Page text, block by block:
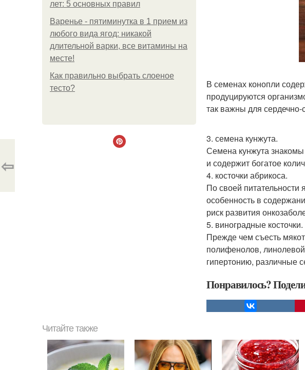
лет: 5 основных правил
Варенье - пятиминутка в 1 прием из
любого вида ягод: никакой
длительной варки, все витамины на
месте!
Как правильно выбрать слоеное
тесто?
В семенах конопли
продуцируются
так важны для сердечно-
3. семена кунжута.
Семена кунжута
и содержит богатое
4. косточки абрикоса.
По своей
особенность в
риск развития
5. виноградные косточки.
Прежде чем съесть
полифенолов, линолевой
гипертонию, различные
Понравилось?
⇦
Читайте также